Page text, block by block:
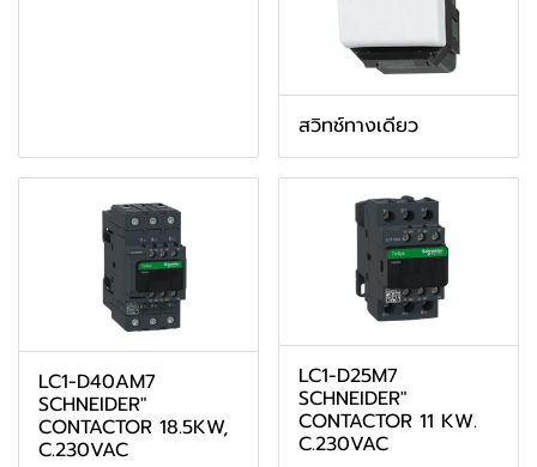
สวิทช์ทางเดียว
LC1-D40AM7
SCHNEIDER"
CONTACTOR 18.5KW,
C.230VAC
LC1-D25M7
SCHNEIDER"
CONTACTOR 11 KW.
C.230VAC